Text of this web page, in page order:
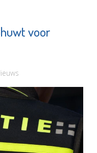
voor